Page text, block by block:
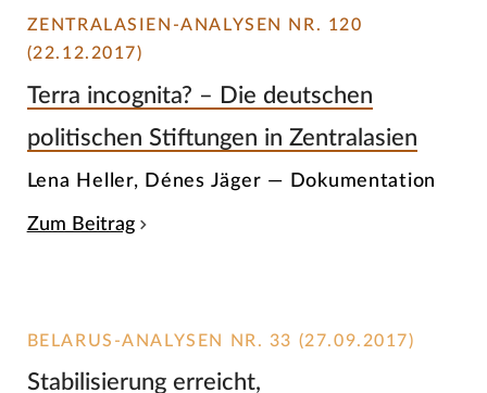
ZENTRALASIEN-ANALYSEN NR. 120
(22.12.2017)
Terra incognita? – Die deutschen
politischen Stiftungen in Zentralasien
Lena Heller, Dénes Jäger — Dokumentation
Zum Beitrag
BELARUS-ANALYSEN NR. 33 (27.09.2017)
Stabilisierung erreicht,